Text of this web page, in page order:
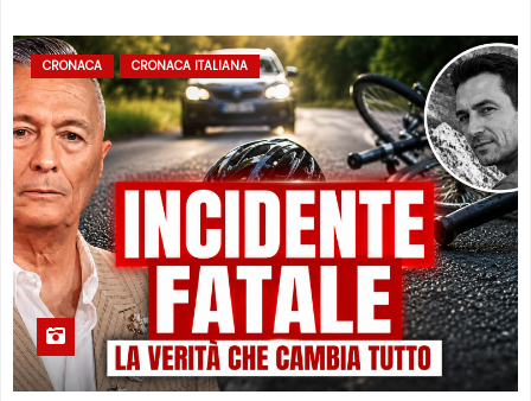
CRONACA CRONACA ITALIANA